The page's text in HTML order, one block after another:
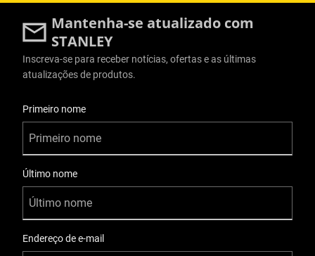
Mantenha-se atualizado com
STANLEY
Inscreva-se para receber notícias, ofertas e as últimas
atualizações de produtos.
Primeiro nome
Último nome
Endereço de e-mail